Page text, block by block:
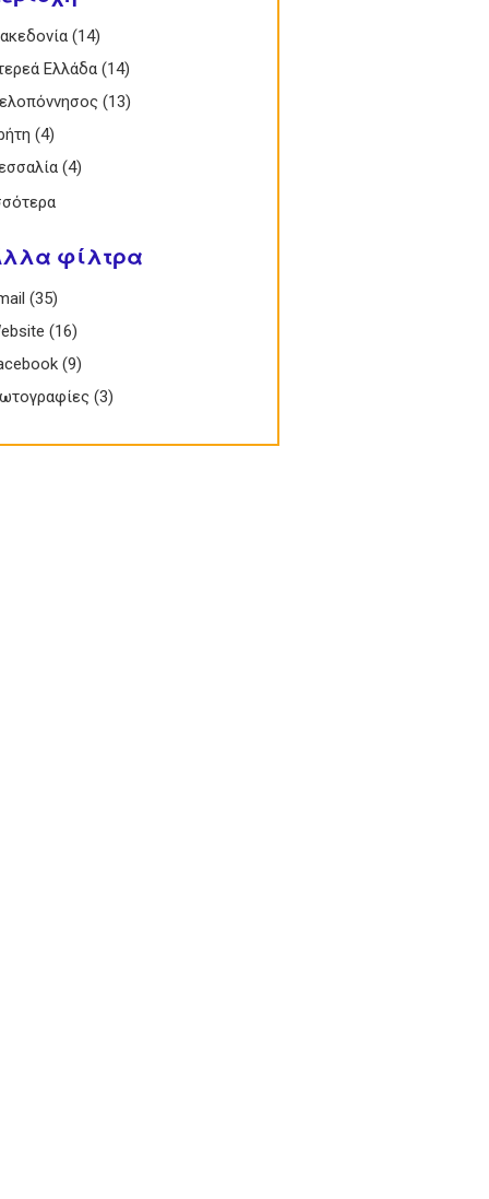
Μακεδονία filter
(14)
Στερεά Ελλάδα filter
Ελλάδα (14)
Πελοπόννησος filter
(13)
Κρήτη filter
(4)
Θεσσαλία filter
(4)
φίλτρα
Email filter
(35)
Website filter
(16)
Facebook filter
(9)
Φωτογραφίες filter
(3)